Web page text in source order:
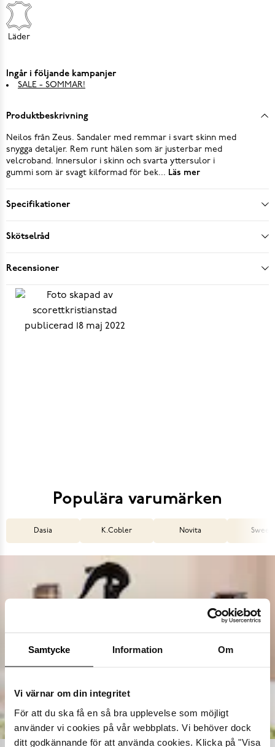
Samtycke Information Om
Vi värnar om din integritet
För att du ska få en så bra upplevelse som möjligt
använder vi cookies på vår webbplats. Vi behöver dock
ditt godkännande för att använda cookies. Klicka på "Visa
Läder
Ingår i följande kampanjer
SALE - SOMMAR!
Produktbeskrivning
Neilos från Zeus. Sandaler med remmar i svart skinn med
snygga detaljer. Rem runt hälen som är justerbar med
velcroband. Innersulor i skinn och svarta yttersulor i
gummi som är svagt kilformad för bek... Läs mer
Specifikationer
Skötselråd
Recensioner
Populära varumärken
Dasia K.Cobler Novita